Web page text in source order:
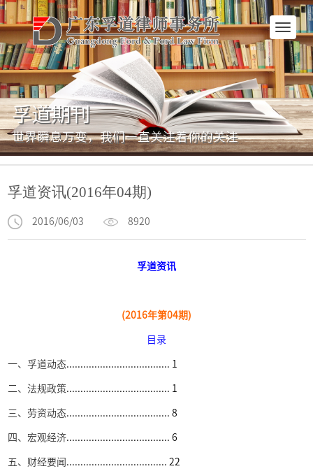
网
站
首
页
孚道期刊
世界瞬息万变，我们一直关注着你的关注
孚道资讯(2016年04期)
2016/06/03 8920
孚道资讯
(2016年第04期 )
目录
一、 孚道动态..................................... 1
二、法规政策..................................... 1
三、劳资动态..................................... 8
四、宏观经济..................................... 6
五、财经要闻 .................................... 22